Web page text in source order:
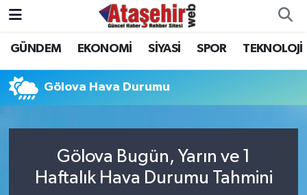
GÜNDEM EKONOMİ SİYASİ SPOR TEKNOLOJİ
Gölova Hava Durumu
Gölova Bugün, Yarın ve 1
Haftalık Hava Durumu Tahmini
Hava Durumu
Trafik Durumu
Tüm Manşetler